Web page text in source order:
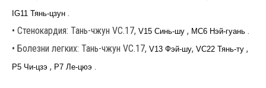
IG11 Тянь-цзун .
• Стенокардия: Тань-чжун VC.17, V15 Синь-шу , MC6 Нэй-гуань .
• Болезни легких: Тань-чжун VC.17, V13 Фэй-шу, VC22 Тянь-ту ,
P5 Чи-цзэ , P7 Ле-цюэ .